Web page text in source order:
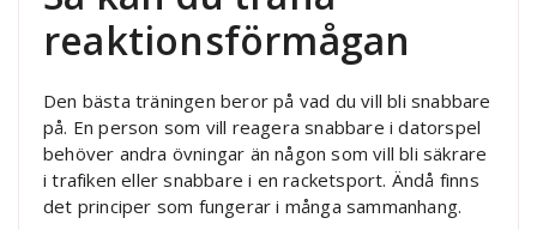
reaktionsförmågan
Den bästa träningen beror på vad du vill bli snabbare
på. En person som vill reagera snabbare i datorspel
behöver andra övningar än någon som vill bli säkrare
i trafiken eller snabbare i en racketsport. Ändå finns
det principer som fungerar i många sammanhang.